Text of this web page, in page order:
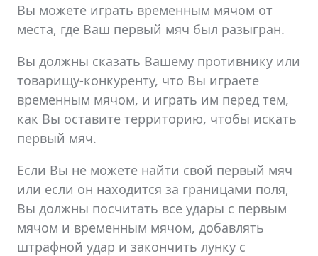
Вы можете играть временным мячом от
места, где Ваш первый мяч был разыгран.
Вы должны сказать Вашему противнику или
товарищу-конкуренту, что Вы играете
временным мячом, и играть им перед тем,
как Вы оставите территорию, чтобы искать
первый мяч.
Если Вы не можете найти свой первый мяч
или если он находится за границами поля,
Вы должны посчитать все удары с первым
мячом и временным мячом, добавлять
штрафной удар и закончить лунку с